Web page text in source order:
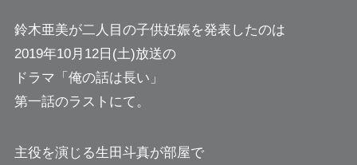
鈴木亜美が二人目の子供妊娠を発表したのは
2019年10月12日(土)放送の
ドラマ「俺の話は長い」
第一話のラストにて。
主役を演じる生田斗真が部屋で